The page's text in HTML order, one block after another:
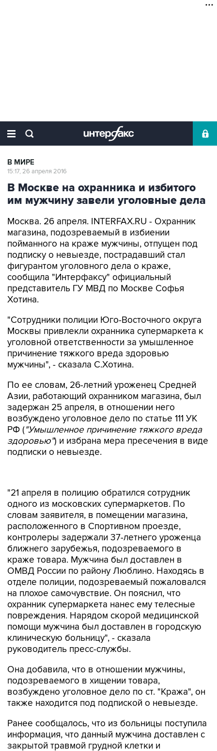
В МИРЕ
15:17, 26 апреля 2016
В Москве на охранника и избитого
им мужчину завели уголовные дела
Москва. 26 апреля. INTERFAX.RU - Охранник
магазина, подозреваемый в избиении
пойманного на краже мужчины, отпущен под
подписку о невыезде, пострадавший стал
фигурантом уголовного дела о краже,
сообщила "Интерфаксу" официальный
представитель ГУ МВД по Москве Софья
Хотина.
"Сотрудники полиции Юго-Восточного округа
Москвы привлекли охранника супермаркета к
уголовной ответственности за умышленное
причинение тяжкого вреда здоровью
мужчины", - сказала С.Хотина.
По ее словам, 26-летний уроженец Средней
Азии, работающий охранником магазина, был
задержан 25 апреля, в отношении него
возбуждено уголовное дело по статье 111 УК
РФ ("Умышленное причинение тяжкого вреда
здоровью") и избрана мера пресечения в виде
подписки о невыезде.
словам заявителя, в помещении магазина,
расположенного в Спортивном проезде,
контролеры задержали 37-летнего уроженца
ближнего зарубежья, подозреваемого в
краже товара. Мужчина был доставлен в
ОМВД России по району Люблино. Находясь в
отделе полиции, подозреваемый пожаловался
на плохое самочувствие. Он пояснил, что
охранник супермаркета нанес ему телесные
повреждения. Нарядом скорой медицинской
помощи мужчина был доставлен в городскую
клиническую больницу", - сказала
руководитель пресс-службы.
Она добавила, что в отношении мужчины,
возбуждено уголовное дело по ст. "Кража", он
также находится под подпиской о невыезде.
Ранее сообщалось, что из больницы поступила
закрытой травмой грудной клетки и
переломами ребер.